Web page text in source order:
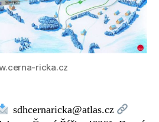
ricka.cz
sdhcernaricka@atlas.cz